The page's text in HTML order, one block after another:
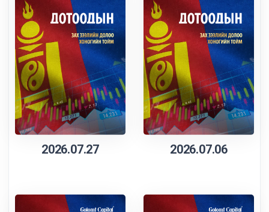
2026.07.27 2026.07.06